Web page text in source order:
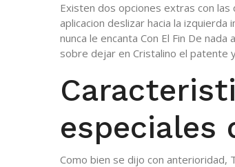
Existen dos opciones extras con las
aplicacion deslizar hacia la izquierda
nunca le encanta Con El Fin De
sobre dejar en Cristalino el patente
especiales
Como bien se dijo con anterioridad,